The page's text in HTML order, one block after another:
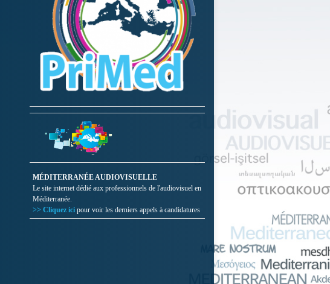
MÉDITERRANÉE AUDIOVISUELLE
Le site internet dédié aux professionnels de l'audiovisuel en
Méditerranée.
>> Cliquez ici pour voir les derniers appels à candidatures